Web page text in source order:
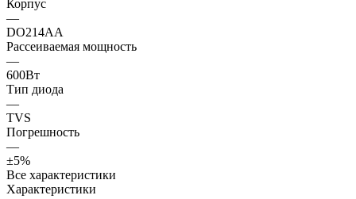
Корпус
—
DO214AA
Рассеиваемая мощность
—
600Вт
Тип диода
—
TVS
Погрешность
—
±5%
Все характеристики
Характеристики